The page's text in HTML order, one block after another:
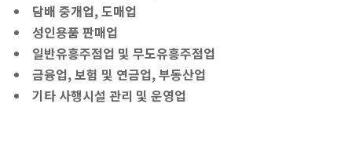
담배 중개업, 도매업
성인용품 판매업
일반유흥주점업 및 무도유흥주점업
금융업, 보험 및 연금업, 부동산업
기타 사행시설 관리 및 운영업